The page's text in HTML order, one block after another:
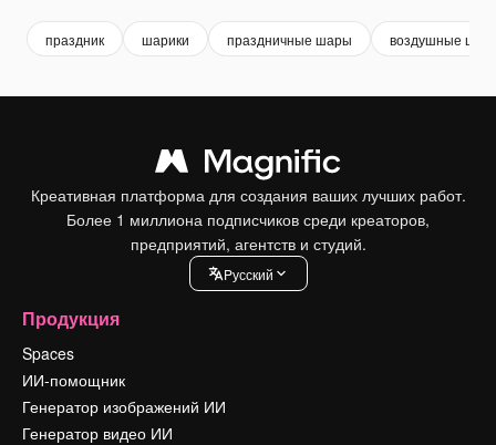
праздник шарики праздничные шары воздушные
Креативная платформа для создания ваших лучших работ.
Более 1 миллиона подписчиков среди креаторов,
предприятий, агентств и студий.
Pусский
Продукция
Spaces
ИИ-помощник
Генератор изображений ИИ
Генератор видео ИИ